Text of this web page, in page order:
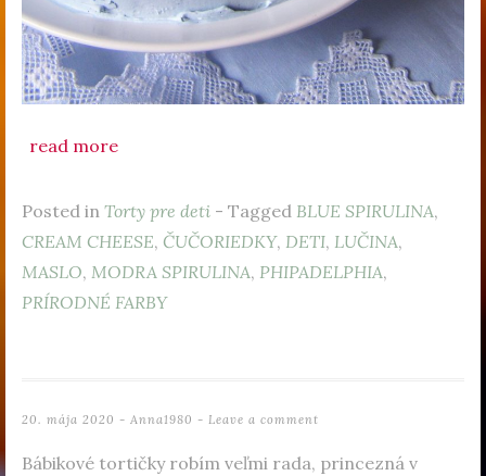
read more
Posted in Torty pre deti - Tagged BLUE SPIRULINA,
CREAM CHEESE, ČUČORIEDKY, DETI, LUČINA,
MASLO, MODRA SPIRULINA, PHIPADELPHIA,
PRÍRODNÉ FARBY
20. mája 2020 - Anna1980 Leave a comment
Bábikové tortičky robím veľmi rada, princezná v